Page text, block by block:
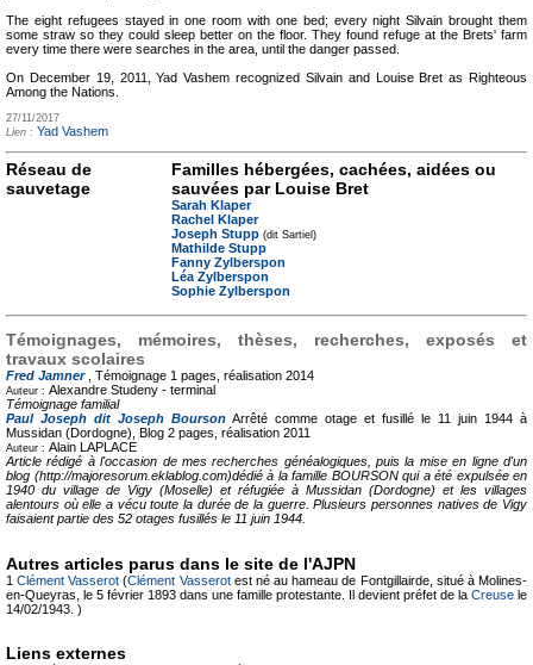
The eight refugees stayed in one room with one bed; every night Silvain brought them
some straw so they could sleep better on the floor. They found refuge at the Brets' farm
every time there were searches in the area, until the danger passed.
On December 19, 2011, Yad Vashem recognized Silvain and Louise Bret as Righteous
Among the Nations.
27/11/2017
Lien : Yad Vashem
Réseau de
sauvetage
Familles hébergées, cachées, aidées ou
sauvées par Louise Bret
Sarah Klaper
Rachel Klaper
Joseph Stupp (dit Sartiel)
Mathilde Stupp
Fanny Zylberspon
Léa Zylberspon
Sophie Zylberspon
Témoignages, mémoires, thèses, recherches, exposés et
travaux scolaires
Fred Jamner, Témoignage 1 pages, réalisation 2014
Auteur : Alexandre Studeny - terminal
Témoignage familial
Paul Joseph dit Joseph Bourson Arrêté comme otage et fusillé le 11 juin 1944 à
Mussidan (Dordogne), Blog 2 pages, réalisation 2011
Auteur : Alain LAPLACE
Article rédigé à l'occasion de mes recherches généalogiques, puis la mise en ligne d'un
blog (http://majoresorum.eklablog.com)dédié à la famille BOURSON qui a été expulsée en
1940 du village de Vigy (Moselle) et réfugiée à Mussidan (Dordogne) et les villages
alentours où elle a vécu toute la durée de la guerre. Plusieurs personnes natives de Vigy
faisaient partie des 52 otages fusillés le 11 juin 1944.
Autres articles parus dans le site de l'AJPN
1Clément Vasserot (Clément Vasserotest né au hameau de Fontgillairde, situé à Molines-
en-Queyras, le 5 février 1893 dans une famille protestante. Il devient préfet de la Creuse le
14/02/1943. )
Liens externes